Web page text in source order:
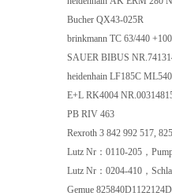
Bucher QX43-025R
brinkmann TC 63/
SAUER BIBUS
heidenhain LF185C
E+L RK4004
PB RIV 463
Rexroth 3 842 992
Lutz Nr：0110-205，
Lutz Nr：0204-410，
Gemue